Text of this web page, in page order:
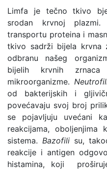
Limfa je tečno tkivo
srodan krvnoj
transportu proteina i
tkivo sadrži bijela krvna
odbranu našeg
bijelih krvnih
mikroorganizme.
od bakterijskih i
povećavaju svoj broj
se pojavljuju uvećani
reakcijama, oboljenjima
sistema. Bazofili su,
reakcije i antigen
histamina, koji